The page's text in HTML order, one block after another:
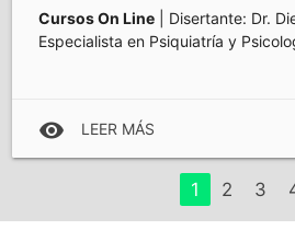
Cursos On Line| Disertante: Dr.
Especialista en Psiquiatría y
visibility LEER MÁS
1 2 3